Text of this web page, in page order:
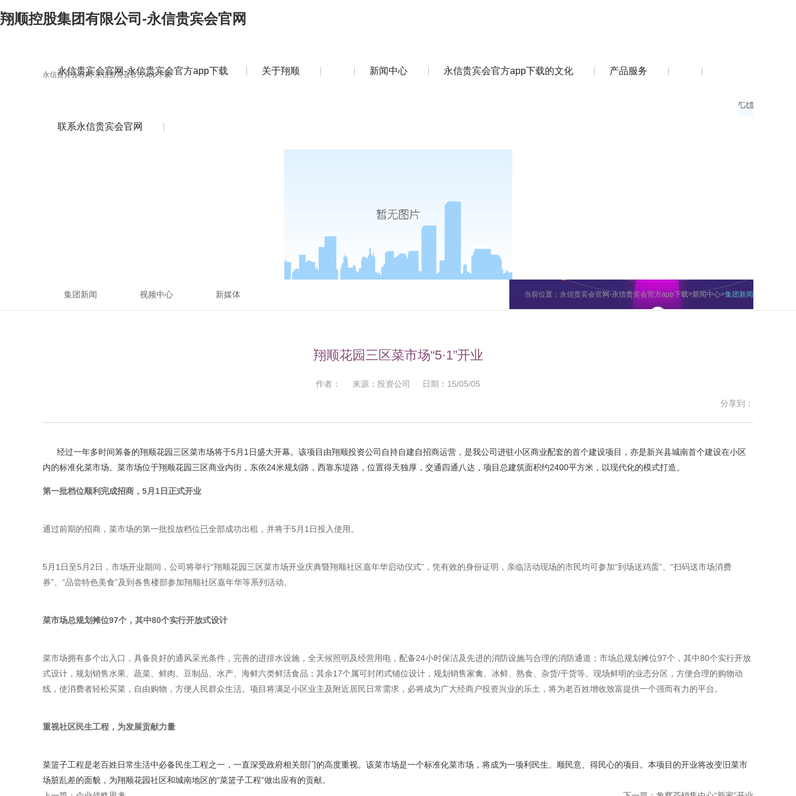
翔顺控股集团有限公司-永信贵宾会官网
永信贵宾会官网-永信贵宾会官方app下载
永信贵宾会官网-永信贵宾会官方app下载 关于翔顺 新闻中心 永信贵宾会官方app下载的文化 产品服务
联系永信贵宾会官网
当前位置： 永信贵宾会官网-永信贵宾会官方app下载>新闻中心>集团新闻
集团新闻 视频中心 新媒体
翔顺花园三区菜市场“5·1”开业
作者： 来源：投资公司 日期：15/05/05
分享到：
经过一年多时间筹备的翔顺花园三区菜市场将于5月1日盛大开幕。该项目由翔顺投资公司自持自建自招商运营，是我公司进驻小区商业配套的首个建设项目，亦是新兴县城南首个建设在小区
内的标准化菜市场。菜市场位于翔顺花园三区商业内街，东依24米规划路，西靠东堤路，位置得天独厚，交通四通八达，项目总建筑面积约2400平方米，以现代化的模式打造。
第一批档位顺利完成招商，5月1日正式开业
通过前期的招商，菜市场的第一批投放档位已全部成功出租，并将于5月1日投入使用。
5月1日至5月2日，市场开业期间，公司将举行“翔顺花园三区菜市场开业庆典暨翔顺社区嘉年华启动仪式”，凭有效的身份证明，亲临活动现场的市民均可参加“到场送鸡蛋”、“扫码送市场消费
券”、“品尝特色美食”及到各售楼部参加翔顺社区嘉年华等系列活动。
菜市场总规划摊位97个，其中80个实行开放式设计
菜市场拥有多个出入口，具备良好的通风采光条件，完善的进排水设施，全天候照明及经营用电，配备24小时保洁及先进的消防设施与合理的消防通道；市场总规划摊位97个，其中80个实行开放
式设计，规划销售水果、蔬菜、鲜肉、豆制品、水产、海鲜六类鲜活食品；其余17个属可封闭式铺位设计，规划销售家禽、冰鲜、熟食、杂货/干货等。现场鲜明的业态分区，方便合理的购物动
线，使消费者轻松买菜，自由购物，方便人民群众生活。项目将满足小区业主及附近居民日常需求，必将成为广大经商户投资兴业的乐土，将为老百姓增收致富提供一个强而有力的平台。
重视社区民生工程，为发展贡献力量
菜篮子工程是老百姓日常生活中必备民生工程之一，一直深受政府相关部门的高度重视。该菜市场是一个标准化菜市场，将成为一项利民生、顺民意、得民心的项目。本项目的开业将改变旧菜市
场脏乱差的面貌，为翔顺花园社区和城南地区的“菜篮子工程”做出应有的贡献。